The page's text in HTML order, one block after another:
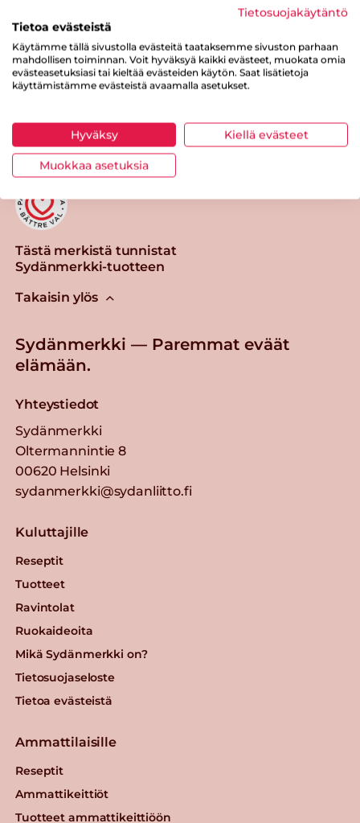
0.4 g
Tästä merkistä tunnistat
Sydänmerkki-tuotteen
Takaisin ylös
Sydänmerkki — Paremmat eväät
elämään.
Yhteystiedot
Sydänmerkki
Oltermannintie 8
00620 Helsinki
sydanmerkki@sydanliitto.fi
Kuluttajille
Reseptit
Tuotteet
Ravintolat
Ruokaideoita
Mikä Sydänmerkki on?
Tietosuojaseloste
Tietoa evästeistä
Ammattilaisille
Reseptit
Ammattikeittiöt
Tuotteet ammattikeittiöön
Tietosuojakäytäntö
Tietoa evästeistä
Käytämme tällä sivustolla evästeitä taataksemme sivuston parhaan
mahdollisen toiminnan. Voit hyväksyä kaikki evästeet, muokata omia
evästeasetuksiasi tai kieltää evästeiden käytön. Saat lisätietoja
käyttämistämme evästeistä avaamalla asetukset.
Hyväksy Kiellä evästeet
Muokkaa asetuksia